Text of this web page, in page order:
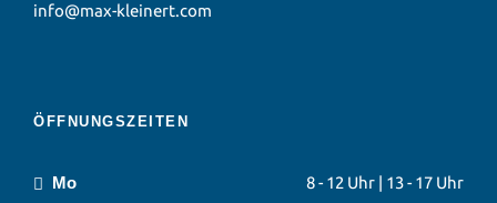
info@max-kleinert.com
ÖFFNUNGSZEITEN
Mo 8 - 12 Uhr | 13 - 17 Uhr